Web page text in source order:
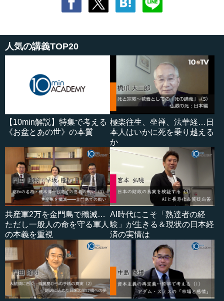
人気の講義TOP20
【10min解説】特集で考える
《お盆とあの世》の本質
極楽往生、坐禅、法華経…日
本人はいかに死を乗り越える
か
共産軍2万を金門島で殲滅…
ただし一般人の命を守る軍人
の本義を重視
AI時代にこそ「熟達者の経
験」が生きる＆現状の日本経
済の実情は